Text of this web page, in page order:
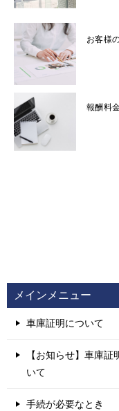
お客様
報酬料
ビ
ゲ
ー
シ
メインメニュー
車庫証明について
【お知らせ】車庫
いて
手続が必要なとき